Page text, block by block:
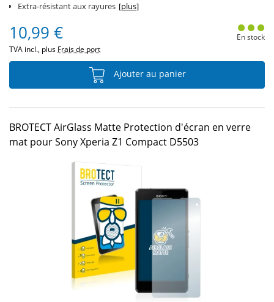
Extra-résistant aux rayures [plus]
10,99 €
TVA incl., plus Frais de port
En stock
Ajouter au panier
BROTECT AirGlass Matte Protection d'écran en verre
mat pour Sony Xperia Z1 Compact D5503